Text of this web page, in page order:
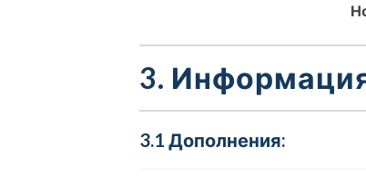
3.
3.1 Дополнения: